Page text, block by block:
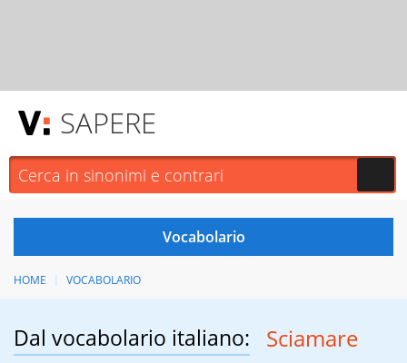
SAPERE
HOME VOCABOLARIO
Dal vocabolario italiano: Sciamare